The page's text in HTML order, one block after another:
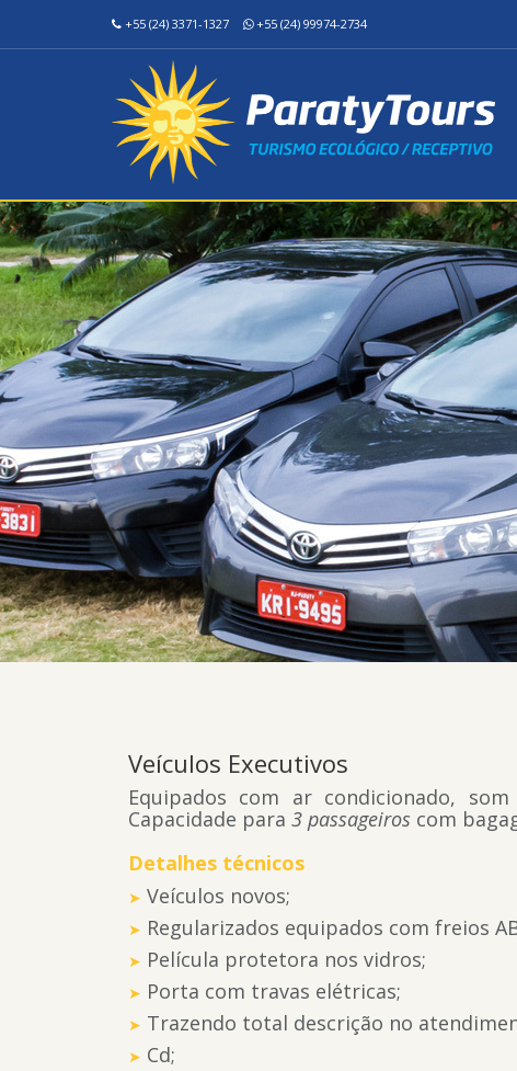
+55 (24) 3371-1327 +55 (24) 99974-2734
Veículos Executivos
Equipados com ar condicionado,
Capacidade para 3 passageiros com
Detalhes técnicos
Veículos novos;
Regularizados equipados com freios
Película protetora nos vidros;
Porta com travas elétricas;
Trazendo total descrição no
Cd;